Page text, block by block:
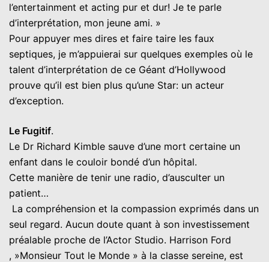
l’entertainment et acting pur et dur! Je te parle
d’interprétation, mon jeune ami. »
Pour appuyer mes dires et faire taire les faux
septiques, je m’appuierai sur quelques exemples où le
talent d’interprétation de ce Géant d’Hollywood
prouve qu’il est bien plus qu’une Star: un acteur
d’exception.
Le Fugitif.
Le Dr Richard Kimble sauve d’une mort certaine un
enfant dans le couloir bondé d’un hôpital.
Cette manière de tenir une radio, d’ausculter un
patient…
La compréhension et la compassion exprimés dans un
seul regard. Aucun doute quant à son investissement
préalable proche de l’Actor Studio. Harrison Ford
, »Monsieur Tout le Monde » à la classe sereine, est